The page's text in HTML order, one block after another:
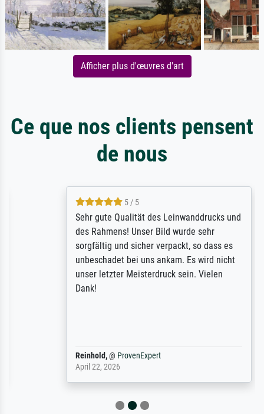
Afficher plus d'œuvres d'art
Ce que nos clients pensent
de nous
5 / 5
Sehr gute Qualität des Leinwanddrucks und
des Rahmens! Unser Bild wurde sehr
sorgfältig und sicher verpackt, so dass es
unbeschadet bei uns ankam. Es wird nicht
unser letzter Meisterdruck sein. Vielen
Reinhold,@ProvenExpert
April 22, 2026